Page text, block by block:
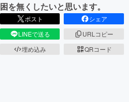
困を無くしたいと思います。
ポスト
シェア
LINEで送る
URLコピー
埋め込み
QRコード